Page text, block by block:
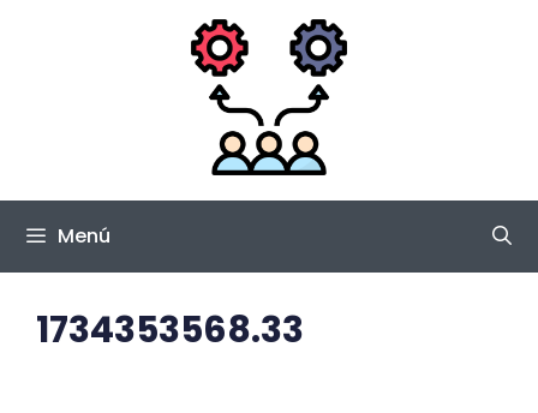
Menú
1734353568.33